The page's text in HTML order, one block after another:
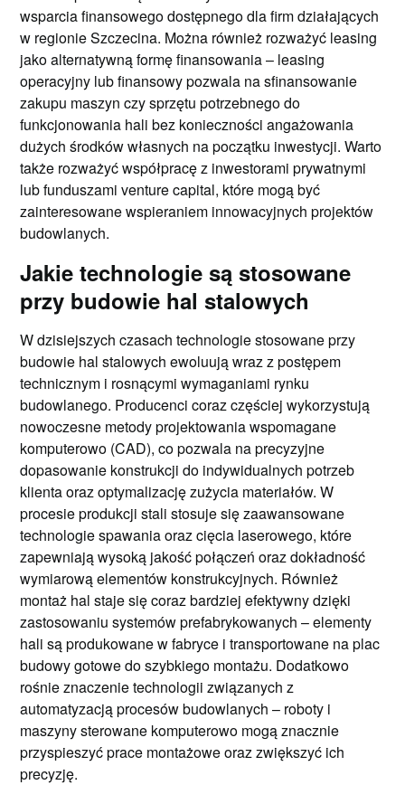
wsparcia finansowego dostępnego dla firm działających
w regionie Szczecina. Można również rozważyć leasing
jako alternatywną formę finansowania – leasing
operacyjny lub finansowy pozwala na sfinansowanie
zakupu maszyn czy sprzętu potrzebnego do
funkcjonowania hali bez konieczności angażowania
dużych środków własnych na początku inwestycji. Warto
także rozważyć współpracę z inwestorami prywatnymi
lub funduszami venture capital, które mogą być
zainteresowane wspieraniem innowacyjnych projektów
budowlanych.
Jakie technologie są stosowane
przy budowie hal stalowych
W dzisiejszych czasach technologie stosowane przy
budowie hal stalowych ewoluują wraz z postępem
technicznym i rosnącymi wymaganiami rynku
budowlanego. Producenci coraz częściej wykorzystują
nowoczesne metody projektowania wspomagane
komputerowo (CAD), co pozwala na precyzyjne
dopasowanie konstrukcji do indywidualnych potrzeb
klienta oraz optymalizację zużycia materiałów. W
procesie produkcji stali stosuje się zaawansowane
technologie spawania oraz cięcia laserowego, które
zapewniają wysoką jakość połączeń oraz dokładność
wymiarową elementów konstrukcyjnych. Również
montaż hal staje się coraz bardziej efektywny dzięki
zastosowaniu systemów prefabrykowanych – elementy
hali są produkowane w fabryce i transportowane na plac
budowy gotowe do szybkiego montażu. Dodatkowo
rośnie znaczenie technologii związanych z
automatyzacją procesów budowlanych – roboty i
maszyny sterowane komputerowo mogą znacznie
przyspieszyć prace montażowe oraz zwiększyć ich
precyzję.